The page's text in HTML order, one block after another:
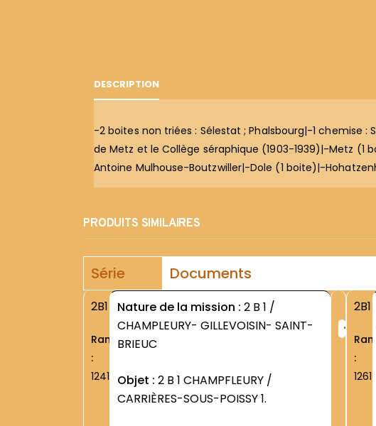
DESCRIPTION
-2 boites non triées : Sélestat ; Phalsbourg|-1 chemise
de Metz et le Collège séraphique (1903-1939)|-Metz (1
Antoine Mulhouse-Boutzwiller|-Dole (1 boite)|-
PRODUITS SIMILAIRES
Série Documents
2B1
Rang
:
1241
Nature de la mission : 2 B 1 /
CHAMPLEURY- GILLEVOISIN- SAINT-
BRIEUC
Objet : 2 B 1 CHAMPFLEURY /
CARRIÈRES-SOUS-POISSY 1.
+
2B1
Rang
:
1261